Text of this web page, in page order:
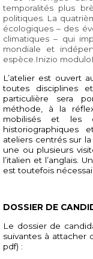
temporalités plus
politiques. La
écologiques – des
climatiques – qui
mondiale et
espèce.Inizio
L’atelier est ouvert
toutes disciplines
particulière sera
méthode, à la
mobilisés et les
historiographiques
ateliers centrés sur
une ou plusieurs
l’italien et l’anglais.
est toutefois
DOSSIER DE
Le dossier de
suivantes à attacher
pdf) :